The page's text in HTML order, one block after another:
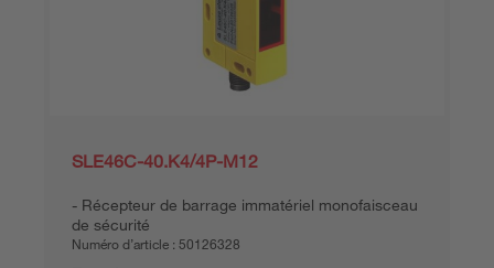
SLE46C-40.K4/4P-M12
Récepteur de barrage immatériel monofaisceau
de sécurité
Numéro d’article : 50126328